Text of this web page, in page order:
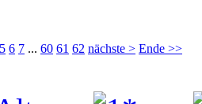
5 6 7 ... 60 61 62 nächste > Ende >>